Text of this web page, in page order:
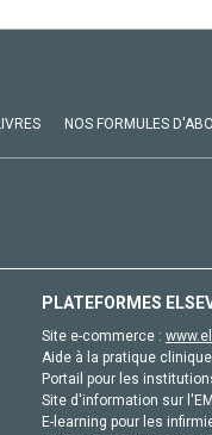
NOS FORMULES
PLATEFORMES
Site e-commerce :
Aide à la pratique
Portail pour les
Site d'information sur
E-learning pour les